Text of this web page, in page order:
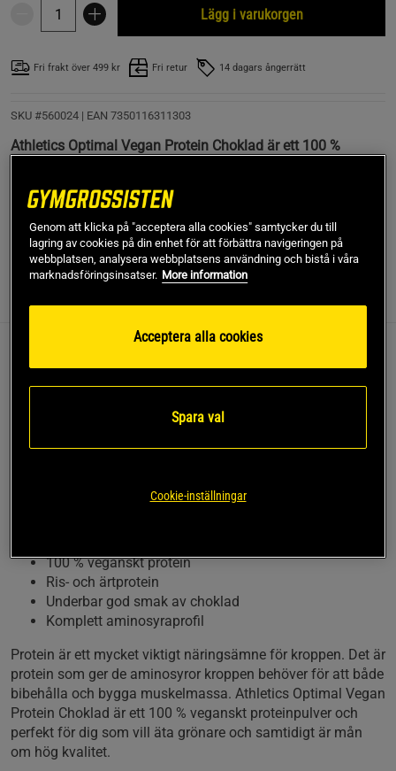
Lägg i varukorgen
Fri frakt över 499 kr Fri retur 14 dagars ångerrätt
SKU #560024 | EAN 7350116311303
Athletics Optimal Vegan Protein Choklad är ett 100 %
ärtor.
Läs mer
Om du letar efter ett helt naturligt och veganskt protein, så
protein kombinerar ris med ärtor och ger därför en utmärkt
100 % veganskt protein
Ris- och ärtprotein
Underbar god smak av choklad
Komplett aminosyraprofil
Protein är ett mycket viktigt näringsämne för kroppen. Det är
protein som ger de aminosyror kroppen behöver för att både
bibehålla och bygga muskelmassa. Athletics Optimal Vegan
Protein Choklad är ett 100 % veganskt proteinpulver och
perfekt för dig som vill äta grönare och samtidigt är mån
om hög kvalitet.
Genom att klicka på "acceptera alla cookies" samtycker du till
lagring av cookies på din enhet för att förbättra navigeringen på
webbplatsen, analysera webbplatsens användning och bistå i våra
marknadsföringsinsatser. More information
Acceptera alla cookies
Spara val
Cookie-inställningar